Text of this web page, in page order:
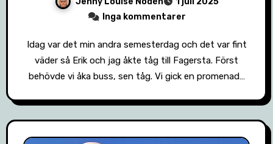
Inga kommentarer
väder så Erik och jag åkte tåg till Fagersta. Först
behövde vi åka buss, sen tåg. Vi gick en promenad…